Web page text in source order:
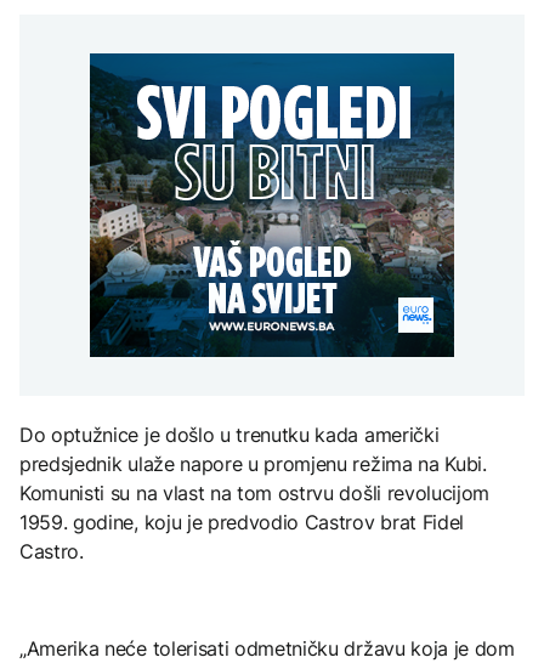
Počela isplata penzija u
RS
smanjuje proizvodnju
visokih temperatura
Save
čim je preopterećen?
BIZNIS
Skočile cijene nafte na
svjetskom tržištu, hoće li
se to odraziti na BiH
KULTURA
Rat i pijesak prijete
drevnim piramidama
Meroe u Sudanu
ZANIMLJIVOSTI
Rihanna radi na novom
Do optužnice je došlo u trenutku kada američki
predsjednik ulaže napore u promjenu režima na Kubi.
Komunisti su na vlast na tom ostrvu došli revolucijom
1959. godine, koju je predvodio Castrov brat Fidel
Castro.
„Amerika neće tolerisati odmetničku državu koja je dom